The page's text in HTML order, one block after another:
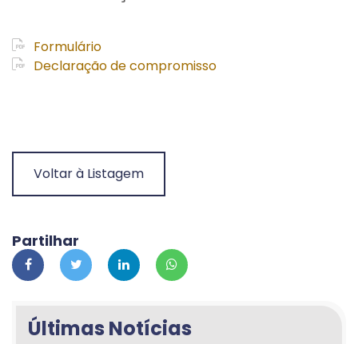
Formulário
Declaração de compromisso
Voltar à Listagem
Partilhar
Últimas Notícias